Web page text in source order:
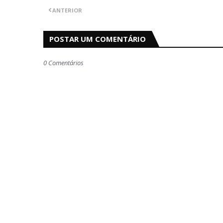
ANTERIOR
POSTAR UM COMENTÁRIO
0 Comentários